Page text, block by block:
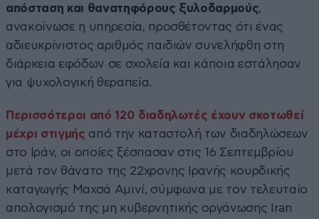
απόσταση και θανατηφόρους ξυλοδαρμούς,
ανακοίνωσε η υπηρεσία, προσθέτοντας ότι ένας
αδιευκρίνιστος αριθμός παιδιών συνελήφθη στη
διάρκεια εφόδων σε σχολεία και κάποια εστάλησαν
για ψυχολογική θεραπεία.
Περισσότεροι από 120 διαδηλωτές έχουν σκοτωθεί
μέχρι στιγμής από την καταστολή των διαδηλώσεων
στο Ιράν, οι οποίες ξέσπασαν στις 16 Σεπτεμβρίου
μετά τον θάνατο της 22χρονης Ιρανής κουρδικής
καταγωγής Μαχσά Αμινί, σύμφωνα με τον τελευταίο
απολογισμό της μη κυβερνητικής οργάνωσης Iran